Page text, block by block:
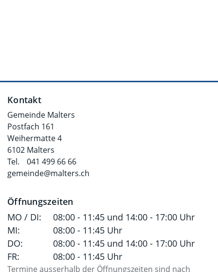
Fusszeile
Kontakt
Gemeinde Malters
Postfach 161
Weihermatte 4
6102 Malters
Tel.
041 499 66 66
gemeinde@malters.ch
Öffnungszeiten
MO / DI:
08:00 - 11:45 und 14:00 - 17:00 Uhr
MI:
08:00 - 11:45 Uhr
DO:
08:00 - 11:45 und 14:00 - 17:00 Uhr
FR:
08:00 - 11:45 Uhr
Termine ausserhalb der Öffnungszeiten sind nach